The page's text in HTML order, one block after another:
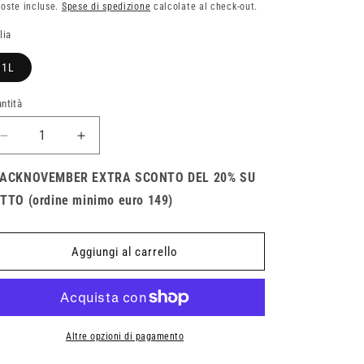
incluse. Spese di spedizione calcolate al check-out.
1L
Diminuisci
quantità
per
Olio
Motore
10W30
Sintetico
Aumenta
quantità
per
Olio
Top
Speed
10W30
4T
Sintetico
EXTRA SCONTO DEL 20% SU
(ordine minimo euro 149)
Aggiungi al carrello
Altre opzioni di pagamento